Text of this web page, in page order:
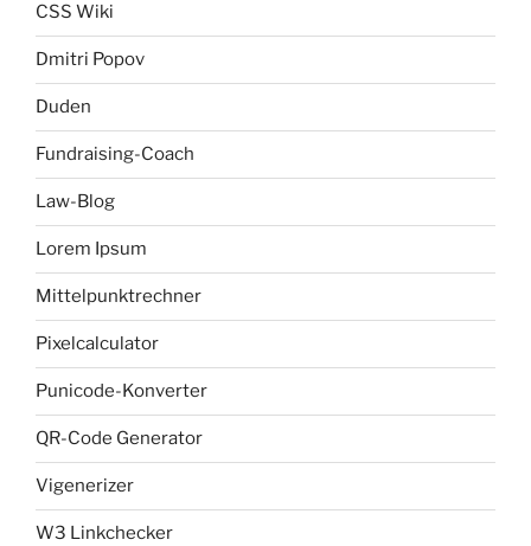
CSS Wiki
Dmitri Popov
Duden
Fundraising-Coach
Law-Blog
Lorem Ipsum
Mittelpunktrechner
Pixelcalculator
Punicode-Konverter
QR-Code Generator
Vigenerizer
W3 Linkchecker